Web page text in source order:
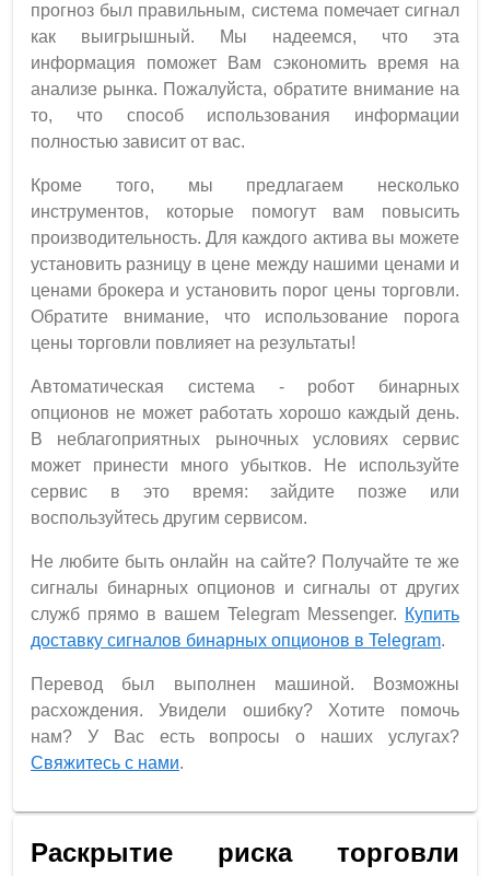
прогноз был правильным, система помечает сигнал
как выигрышный. Мы надеемся, что эта
информация поможет Вам сэкономить время на
анализе рынка. Пожалуйста, обратите внимание на
то, что способ использования информации
полностью зависит от вас.
Кроме того, мы предлагаем несколько
инструментов, которые помогут вам повысить
производительность. Для каждого актива вы можете
установить разницу в цене между нашими ценами и
ценами брокера и установить порог цены торговли.
Обратите внимание, что использование порога
цены торговли повлияет на результаты!
Автоматическая система - робот бинарных
опционов не может работать хорошо каждый день.
В неблагоприятных рыночных условиях сервис
может принести много убытков. Не используйте
сервис в это время: зайдите позже или
воспользуйтесь другим сервисом.
Не любите быть онлайн на сайте? Получайте те же
сигналы бинарных опционов и сигналы от других
служб прямо в вашем Telegram Messenger. Купить
доставку сигналов бинарных опционов в Telegram.
Перевод был выполнен машиной. Возможны
расхождения. Увидели ошибку? Хотите помочь
нам? У Вас есть вопросы о наших услугах?
Свяжитесь с нами.
Раскрытие риска торговли